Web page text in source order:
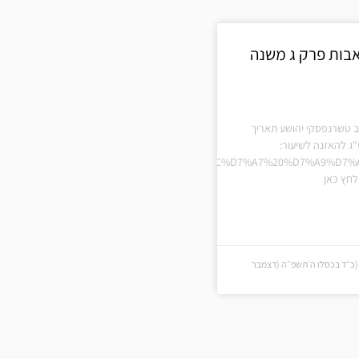
פרק ג משנה
טשרנפסקי יהושע תאריך
להאזנה לשיעור:
כאן
בכסלו ה׳תשפ״ה (דצמבר